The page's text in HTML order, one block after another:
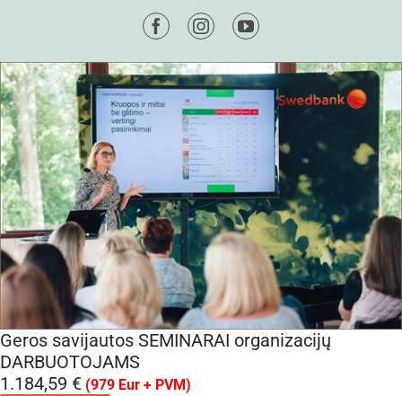
FacebookInstagramYouTube
Geros savijautos SEMINARAI organizacijų
DARBUOTOJAMS
1.184,59 € (979 Eur + PVM)